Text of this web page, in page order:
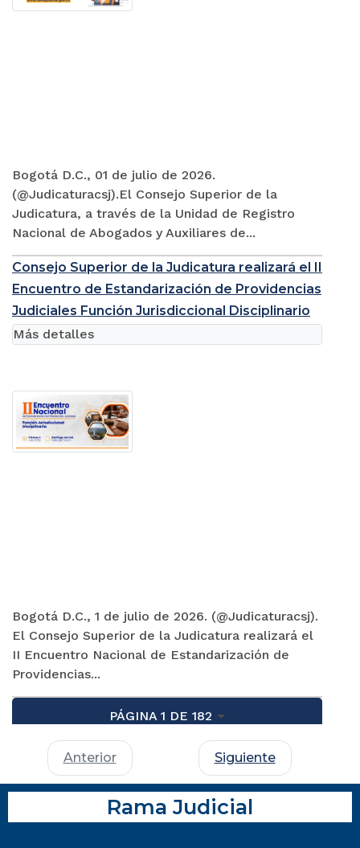
Bogotá D.C., 01 de julio de 2026.
(@Judicaturacsj).El Consejo Superior de la
Judicatura, a través de la Unidad de Registro
Nacional de Abogados y Auxiliares de...
Consejo Superior de la Judicatura realizará el II
Encuentro de Estandarización de Providencias
Judiciales Función Jurisdiccional Disciplinario
Bogotá D.C., 1 de julio de 2026. (@Judicaturacsj).
El Consejo Superior de la Judicatura realizará el
II Encuentro Nacional de Estandarización de
Providencias...
Más detalles
PÁGINA 1 DE 182
Anterior Siguiente
Rama Judicial